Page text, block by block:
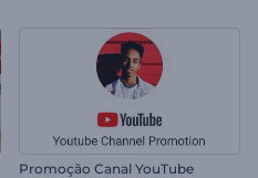
Promoção Canal YouTube